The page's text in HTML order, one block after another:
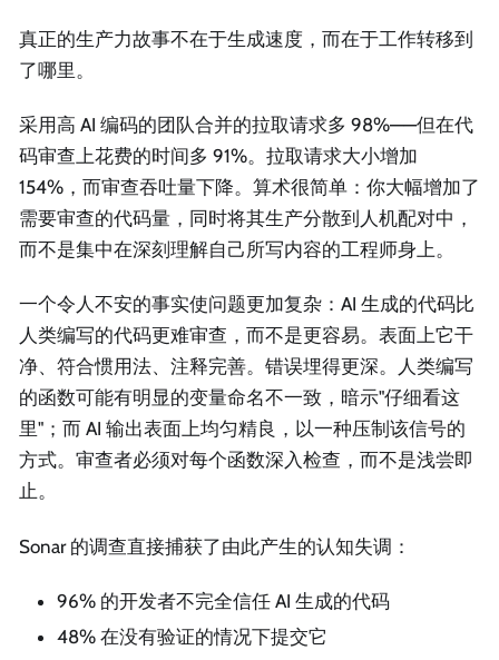
真正的生产力故事不在于生成速度，而在于工作转移到
了哪里。
采用高 AI 编码的团队合并的拉取请求多 98%——但在代
码审查上花费的时间多 91%。拉取请求大小增加
154%，而审查吞吐量下降。算术很简单：你大幅增加了
需要审查的代码量，同时将其生产分散到人机配对中，
而不是集中在深刻理解自己所写内容的工程师身上。
一个令人不安的事实使问题更加复杂：AI 生成的代码比
人类编写的代码更难审查，而不是更容易。表面上它干
净、符合惯用法、注释完善。错误埋得更深。人类编写
的函数可能有明显的变量命名不一致，暗示"仔细看这
里"；而 AI 输出表面上均匀精良，以一种压制该信号的
方式。审查者必须对每个函数深入检查，而不是浅尝即
止。
Sonar 的调查直接捕获了由此产生的认知失调：
96% 的开发者不完全信任 AI 生成的代码
48% 在没有验证的情况下提交它